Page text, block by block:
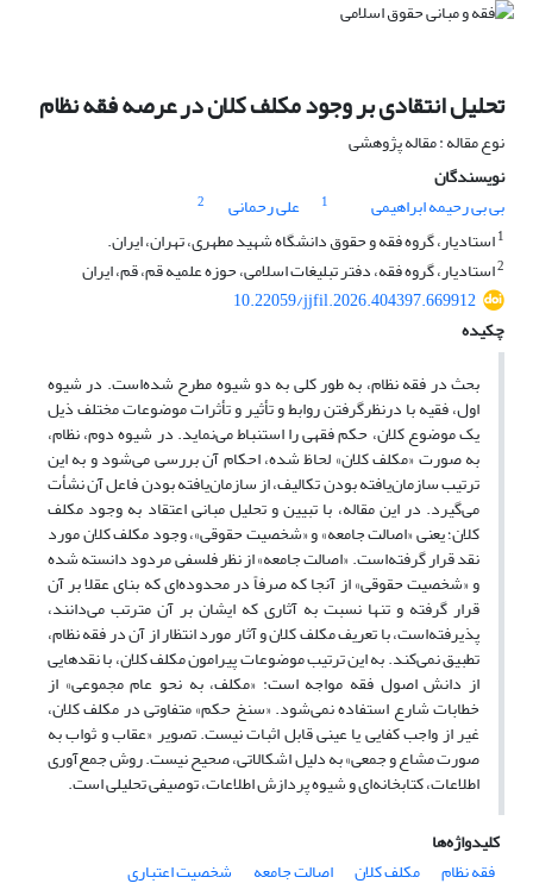
تحلیل انتقادی بر وجود مکلف کلان در عرصه فقه نظام‏
نوع مقاله : مقاله پژوهشی
نویسندگان
بی بی رحیمه ابراهیمی
1 علی رحمانی
2
1استادیار، گروه فقه و حقوق دانشگاه شهید مطهری، تهران، ایران.
2استادیار، گروه فقه، دفتر تبلیغات اسلامی، حوزه علمیه قم، قم، ایران
10.22059/jjfil.2026.404397.669912
چکیده
بحث در فقه نظام، به طور کلی به دو شیوه مطرح شده‌است. در شیوه
اول، فقیه با درنظرگرفتن روابط و تأثیر و تأثرات موضوعات مختلف ذیل
یک موضوع کلان، حکم فقهی را استنباط می‌نماید. در شیوه دوم، نظام،
به صورت «مکلف کلان» لحاظ شده، احکام آن بررسی می‌شود و به این
ترتیب سازمان‌یافته بودن تکالیف، از سازمان‌یافته بودن فاعل آن نشأت
می‌گیرد. در این مقاله، با تبیین و تحلیل مبانی اعتقاد به وجود مکلف
کلان؛ یعنی «اصالت جامعه» و «شخصیت حقوقی»، وجود مکلف کلان مورد
نقد قرار گرفته‌است. «اصالت جامعه» از نظر فلسفی مردود دانسته شده
و «شخصیت حقوقی» از آنجا که صرفاً در محدوده‌ای که بنای عقلا بر آن
قرار گرفته و تنها نسبت به آثاری که ایشان بر آن مترتب می‌دانند،
پذیرفته‌است، با تعریف مکلف کلان و آثار مورد انتظار از آن در فقه نظام،
تطبیق نمی‌کند. به این ترتیب موضوعات پیرامون مکلف کلان، با نقدهایی
از دانش اصول فقه مواجه است: «مکلف، به نحو عام مجموعی» از
خطابات شارع استفاده نمی‌شود. «سنخ حکم» متفاوتی در مکلف کلان،
غیر از واجب کفایی یا عینی قابل اثبات نیست. تصویر «عقاب و ثواب به
صورت مشاع و جمعی» به دلیل اشکالاتی، صحیح نیست. روش جمع‌آوری
اطلاعات، کتابخانه‌ای و شیوه پردازش اطلاعات، توصیفی تحلیلی است.
کلیدواژه‌ها
فقه نظام
مکلف کلان اصالت جامعه شخصیت اعتباری